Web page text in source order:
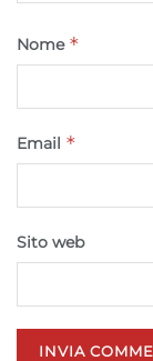
Garantire la
e presentare
privacy.
Nome *
Email *
Sito web